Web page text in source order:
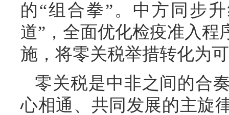
的“组合拳”。中方同步
道”，全面优化检疫准入
施，将零关税举措转化为
零关税是中非之间的合
心相通、共同发展的主旋